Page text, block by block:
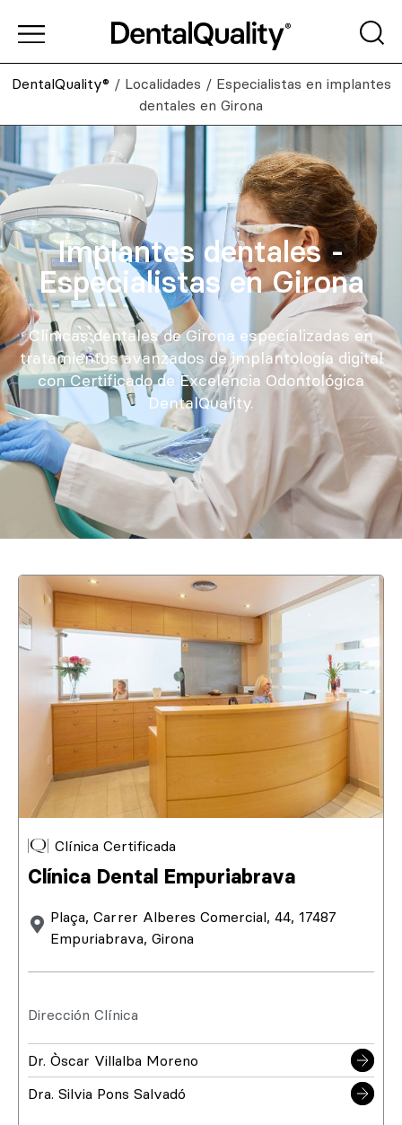
DentalQuality® / Localidades / Especialistas en implantes
dentales en Girona
Implantes dentales -
Especialistas en Girona
Clínicas dentales de Girona especializadas en
tratamientos avanzados de implantología digital
con Certificado de Excelencia Odontológica
DentalQuality.
Clínica Certificada
Clínica Dental Empuriabrava
Plaça, Carrer Alberes Comercial, 44, 17487
Empuriabrava, Girona
Dirección Clínica
Dr. Òscar Villalba Moreno
Dra. Silvia Pons Salvadó